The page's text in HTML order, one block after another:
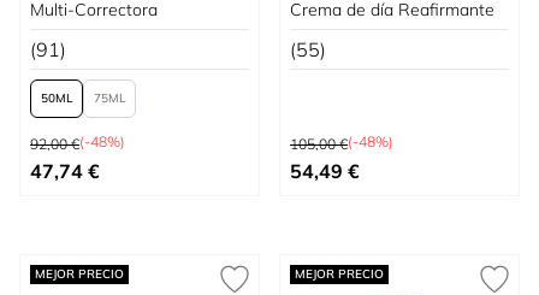
Multi-Correctora
(91)
50 75
Precio habitual
92,00 €(-48%)
Tan bajo como
47,74 €
Crema de día Reafirmante
(55)
Precio habitual
105,00 €(-48%)
Precio especial
54,49 €
MEJOR PRECIO MEJOR PRECIO